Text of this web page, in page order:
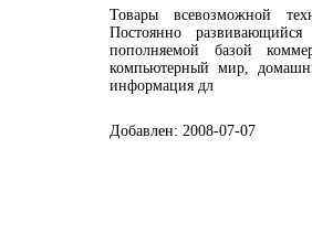
Товары всевозможной
Постоянно
пополняемой базой
компьютерный мир,
информация дл
Добавлен: 2008-07-07